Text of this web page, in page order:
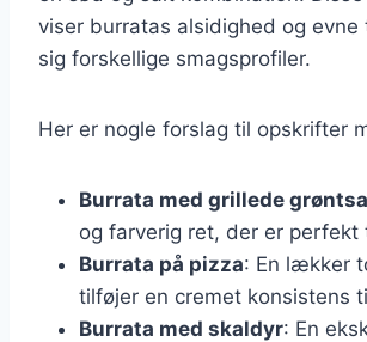
viser burratas alsidighed og evne
sig forskellige smagsprofiler.
Her er nogle forslag til opskrifter
Burrata med grillede
og farverig ret, der er perfekt
Burrata på pizza: En lækker
tilføjer en cremet konsistens
Burrata med skaldyr: En